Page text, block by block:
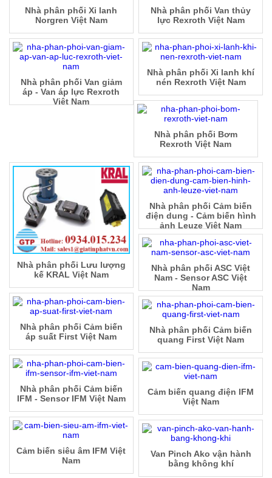
Nhà phân phối Xi lanh
Norgren Việt Nam
Nhà phân phối Van thủy
lực Rexroth Việt Nam
Nhà phân phối Van giảm
áp - Van áp lực Rexroth
Việt Nam
Nhà phân phối Xi lanh khí
nén Rexroth Việt Nam
Nhà phân phối Bơm
Rexroth Việt Nam
Nhà phân phối Cảm biến
điện dung - Cảm biến hình
ảnh Leuze Việt Nam
Nhà phân phối Lưu lượng
kế KRAL Việt Nam
Nhà phân phối ASC Việt
Nam - Sensor ASC Việt
Nam
Nhà phân phối Cảm biến
áp suất First Việt Nam
Nhà phân phối Cảm biến
quang First Việt Nam
Nhà phân phối Cảm biến
IFM - Sensor IFM Việt Nam
Cảm biến quang điện IFM
Việt Nam
Cảm biến siêu âm IFM Việt
Nam
Van Pinch Ako vận hành
bằng không khí